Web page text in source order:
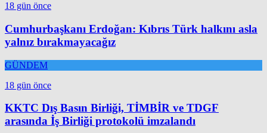
18 gün önce
Cumhurbaşkanı Erdoğan: Kıbrıs Türk halkını asla
yalnız bırakmayacağız
GÜNDEM
18 gün önce
KKTC Dış Basın Birliği, TİMBİR ve TDGF
arasında İş Birliği protokolü imzalandı